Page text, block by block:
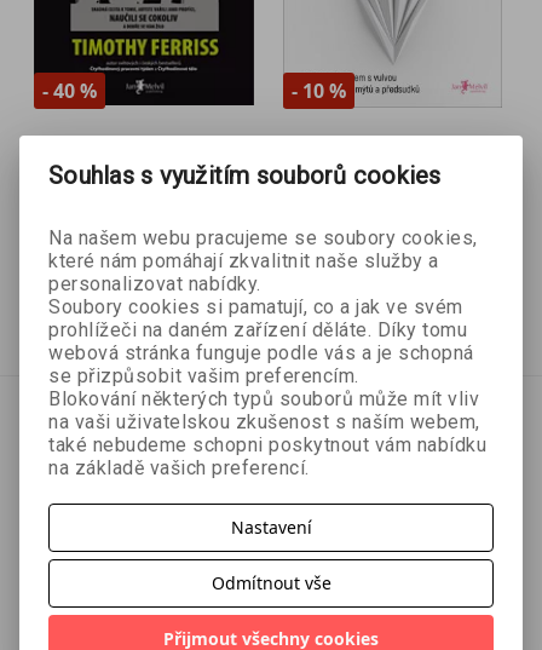
- 40 %
šéfkuchař
479 Kč 799 Kč
Vyprodáno
- 10 %
Jen Gunterová
467 Kč
Přidat do košíku
Souhlas s využitím souborů cookies
Na našem webu pracujeme se soubory cookies,
které nám pomáhají zkvalitnit naše služby a
personalizovat nabídky.
Soubory cookies si pamatují, co a jak ve svém
prohlížeči na daném zařízení děláte. Díky tomu
webová stránka funguje podle vás a je schopná
se přizpůsobit vašim preferencím.
Blokování některých typů souborů může mít vliv
na vaši uživatelskou zkušenost s naším webem,
také nebudeme schopni poskytnout vám nabídku
na základě vašich preferencí.
Nastavení
Odmítnout vše
Přijmout všechny cookies